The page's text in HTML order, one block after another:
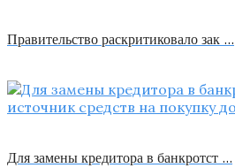
Правительство раскритиковало зак …
Для замены кредитора в банкротст …